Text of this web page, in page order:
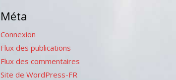
Méta
Connexion
Flux des publications
Flux des commentaires
Site de WordPress-FR